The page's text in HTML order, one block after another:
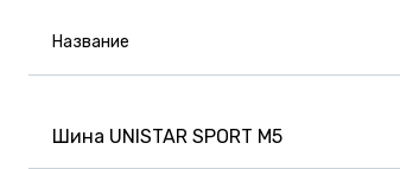
Название
Шина UNISTAR SPORT M5